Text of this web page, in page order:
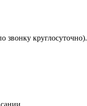
звонку круглосуточно).